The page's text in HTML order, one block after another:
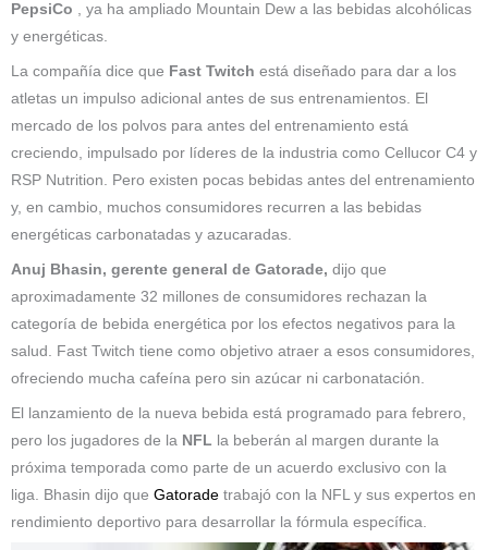
PepsiCo , ya ha ampliado Mountain Dew a las bebidas alcohólicas
y energéticas.
La compañía dice que Fast Twitch está diseñado para dar a los
atletas un impulso adicional antes de sus entrenamientos. El
mercado de los polvos para antes del entrenamiento está
creciendo, impulsado por líderes de la industria como Cellucor C4 y
RSP Nutrition. Pero existen pocas bebidas antes del entrenamiento
y, en cambio, muchos consumidores recurren a las bebidas
energéticas carbonatadas y azucaradas.
Anuj Bhasin, gerente general de Gatorade, dijo que
aproximadamente 32 millones de consumidores rechazan la
categoría de bebida energética por los efectos negativos para la
salud. Fast Twitch tiene como objetivo atraer a esos consumidores,
ofreciendo mucha cafeína pero sin azúcar ni carbonatación.
El lanzamiento de la nueva bebida está programado para febrero,
pero los jugadores de la NFL la beberán al margen durante la
próxima temporada como parte de un acuerdo exclusivo con la
liga. Bhasin dijo que Gatorade trabajó con la NFL y sus expertos en
rendimiento deportivo para desarrollar la fórmula específica.